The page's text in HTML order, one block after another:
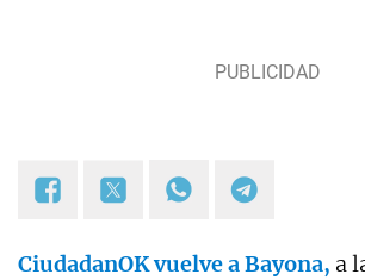
CiudadanOK vuelve a Bayona, a